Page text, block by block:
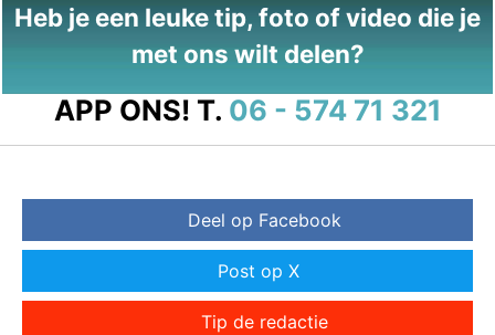
Heb je een leuke tip, foto of video die je
met ons wilt delen?
APP ONS! T. 06 - 574 71 321
Deel op Facebook
Post op X
Tip de redactie